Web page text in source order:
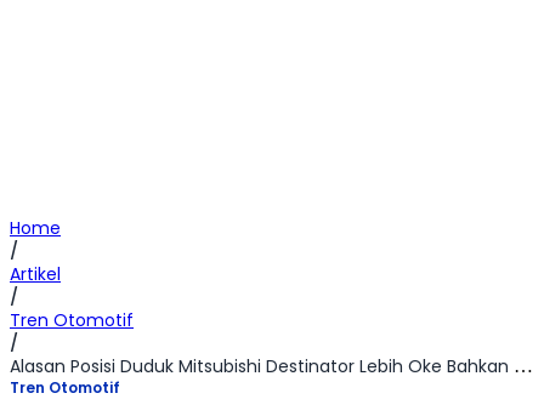
Home
/
Artikel
/
Tren Otomotif
/
Alasan Posisi Duduk Mitsubishi Destinator Lebih Oke Bahkan Bagi Wanita
Tren Otomotif